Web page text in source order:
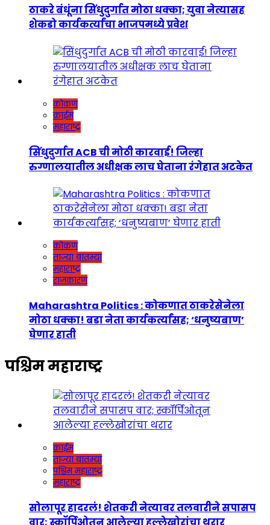
ठाकरे बंधूंना सिंधुदुर्गात मोठा धक्का; युवा नेत्यासह
शेकडो कार्यकर्त्यांचा भाजपमध्ये प्रवेश
कोकण
क्राईम
महाराष्ट्र
सिंधुदुर्गात ACB ची मोठी कारवाई! जिल्हा
रुग्णालयातील अधीक्षक लाच घेताना रंगेहात अटकेत
कोकण
ताज्या बातम्या
महाराष्ट्र
राजकारण
Maharashtra Politics : कोकणात ठाकरेसेनेला
मोठा धक्का! बडा नेता कार्यकर्त्यांसह; ‘धनुष्यबाण’
घेणार हाती
पश्चिम महाराष्ट्र
क्राईम
ताज्या बातम्या
पश्चिम महाराष्ट्र
महाराष्ट्र
सोलापूर हादरलं! शेतकरी नेत्यावर तलवारीने सपासप
वार; स्कॉर्पिओतून आलेल्या हल्लेखोरांचा थरार